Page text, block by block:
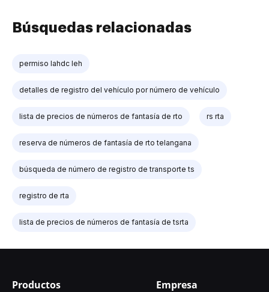
Búsquedas relacionadas
permiso lahdc leh
detalles de registro del vehículo por número de vehículo
lista de precios de números de fantasía de rto rs rta
reserva de números de fantasía de rto telangana
búsqueda de número de registro de transporte ts
registro de rta
lista de precios de números de fantasía de tsrta
Productos Empresa